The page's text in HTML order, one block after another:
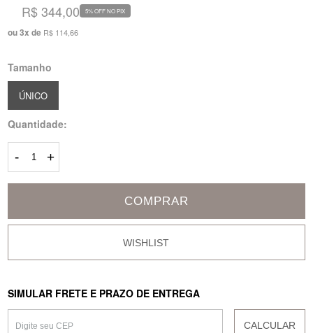
R$ 344,00
ou3x de R$ 114,66
5% OFF NO PIX
Tamanho
ÚNICO
Quantidade:
- +
COMPRAR
SIMULAR FRETE E PRAZO DE ENTREGA
CALCULAR